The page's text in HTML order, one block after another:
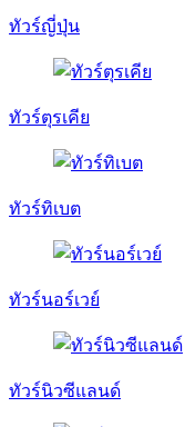
ทัวร์ญี่ปุ่น
ทัวร์ตุรเคีย
ทัวร์ทิเบต
ทัวร์นอร์เวย์
ทัวร์นิวซีแลนด์